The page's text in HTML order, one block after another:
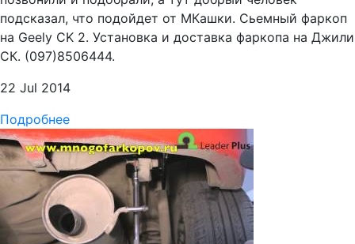
подсказал, что подойдет от МКашки. Сьемный фаркоп
на Geely CK 2. Установка и доставка фаркопа на Джили
СК. (097)8506444.
22 Jul 2014
Подробнее